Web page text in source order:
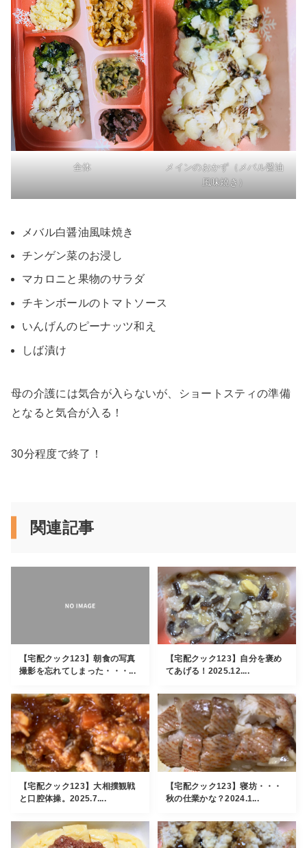
全体
メインのおかず（メバル醤油
風味焼き）
メバル白醤油風味焼き
チンゲン菜のお浸し
マカロニと果物のサラダ
チキンボールのトマトソース
いんげんのピーナッツ和え
しば漬け
母の介護には気合が入らないが、ショートスティの準備
となると気合が入る！
30分程度で終了！
関連記事
【宅配クック123】朝食の写真
撮影を忘れてしまった・・・...
【宅配クック123】自分を褒め
てあげる！2025.12....
【宅配クック123】大相撲観戦
と口腔体操。2025.7....
【宅配クック123】寝坊・・・
秋の仕業かな？2024.1...